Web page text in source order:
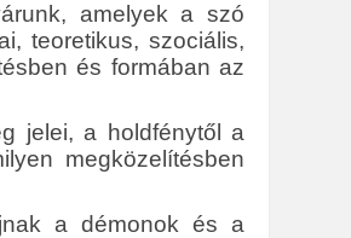
amelyek a szó
teoretikus, szociális,
és formában az
jelei, a holdfénytől a
megközelítésben
a démonok és a